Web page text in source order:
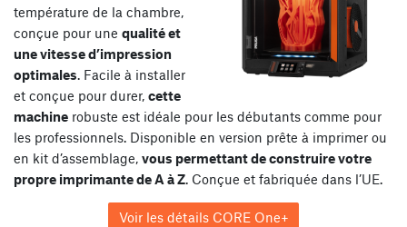
température de la chambre,
conçue pour une qualité et
une vitesse d’impression
optimales. Facile à installer
et conçue pour durer, cette
machine robuste est idéale pour les débutants comme pour
les professionnels. Disponible en version prête à imprimer ou
en kit d’assemblage, vous permettant de construire votre
propre imprimante de A à Z. Conçue et fabriquée dans l’UE.
Voir les détails CORE One+